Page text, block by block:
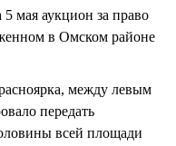
мая аукцион за право
в Омском районе
между левым
передать
всей площади